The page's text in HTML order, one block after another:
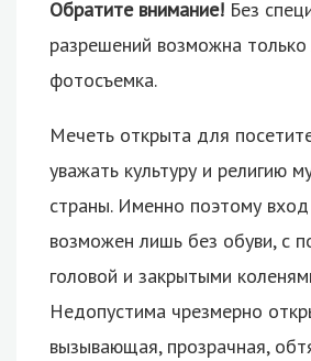
Обратите внимание! Без
разрешений возможна
фотосъемка.
Мечеть открыта для
уважать культуру и религию
страны. Именно поэтому
возможен лишь без обуви, с
головой и закрытыми
Недопустима чрезмерно
вызывающая, прозрачная,